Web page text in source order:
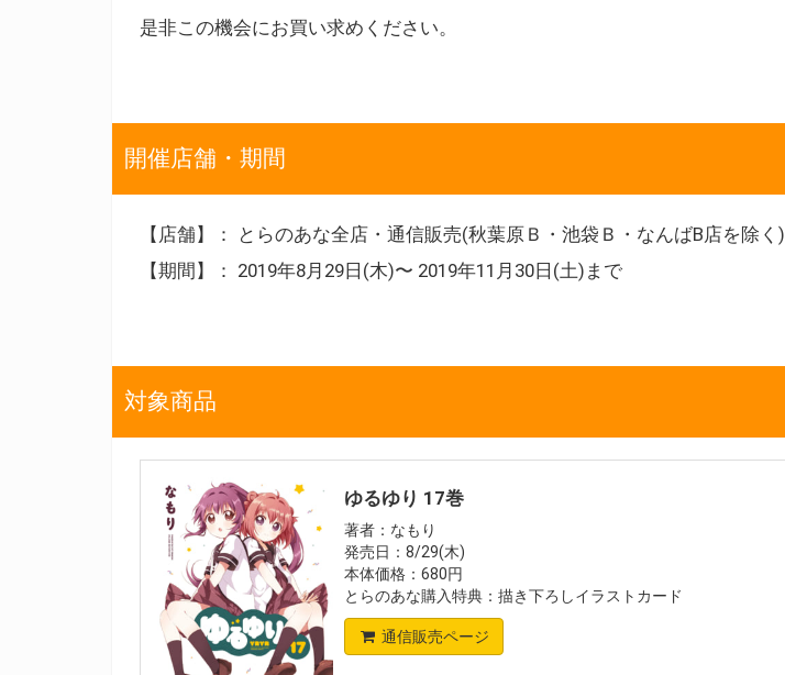
是非この機会にお買い求めください。
開催店舗・期間
【店舗】： とらのあな全店・通信販売(秋葉原Ｂ・池袋Ｂ・なんばB店を除く)
【期間】： 2019年8月29日(木)〜 2019年11月30日(土)まで
対象商品
ゆるゆり 17巻
著者：なもり
発売日：8/29(木)
本体価格：680円
とらのあな購入特典：描き下ろしイラストカード
通信販売ページ